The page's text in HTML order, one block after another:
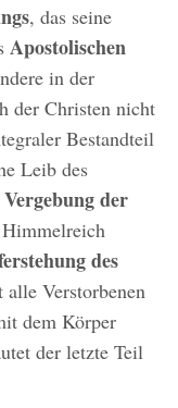
, das seine
Apostolischen
in der
der Christen nicht
Bestandteil
Leib des
Vergebung der
des
Verstorbenen
dem Körper
der letzte Teil